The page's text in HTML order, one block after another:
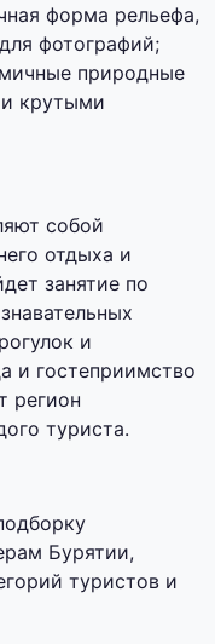
форма рельефа,
фотографий;
природные
крутыми
собой
отдыха и
занятие по
и
и гостеприимство
регион
туриста.
Бурятии,
туристов и